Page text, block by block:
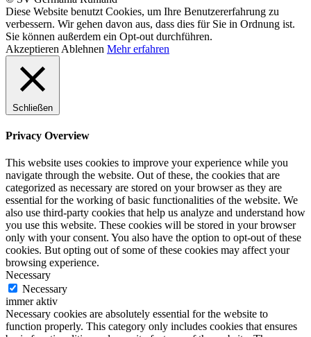
Diese Website benutzt Cookies, um Ihre Benutzererfahrung zu
verbessern. Wir gehen davon aus, dass dies für Sie in Ordnung ist.
Sie können außerdem ein Opt-out durchführen.
Akzeptieren Ablehnen Mehr erfahren
Schließen
Privacy Overview
This website uses cookies to improve your experience while you
navigate through the website. Out of these, the cookies that are
categorized as necessary are stored on your browser as they are
essential for the working of basic functionalities of the website. We
also use third-party cookies that help us analyze and understand how
you use this website. These cookies will be stored in your browser
only with your consent. You also have the option to opt-out of these
cookies. But opting out of some of these cookies may affect your
browsing experience.
Necessary
Necessary
immer aktiv
Necessary cookies are absolutely essential for the website to
function properly. This category only includes cookies that ensures